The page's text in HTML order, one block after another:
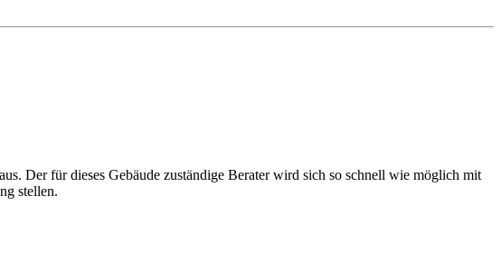
Der für dieses Gebäude zuständige Berater wird sich so schnell wie möglich mit
stellen.